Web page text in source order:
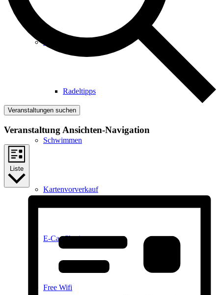
Radeltipps
Schwimmen
Kartenvorverkauf
E-Car-Sharing
Free Wifi
Veranstaltungen suchen
Veranstaltung Ansichten-Navigation
Liste